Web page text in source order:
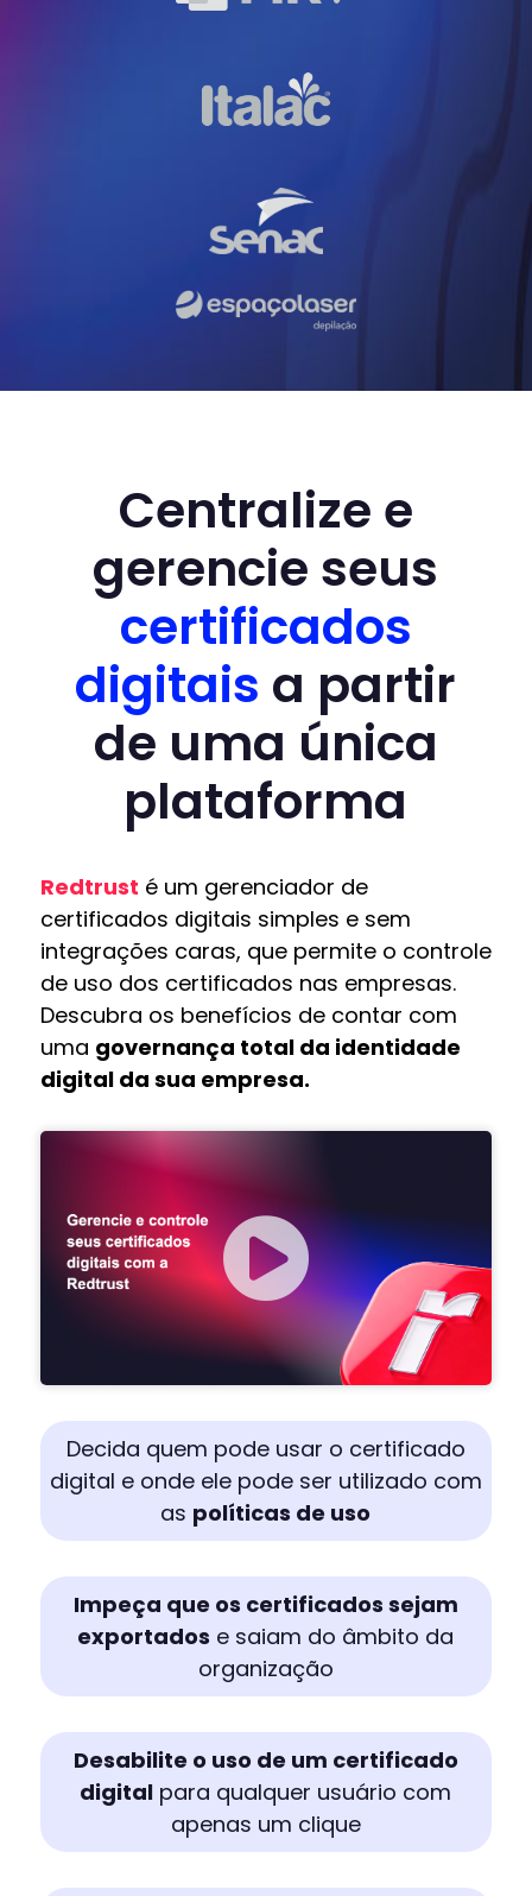
Centralize e
gerencie seus
certificados
digitais a partir
de uma única
plataforma
Redtrust é um gerenciador de
certificados digitais simples e sem
integrações caras, que permite o controle
de uso dos certificados nas empresas.
Descubra os benefícios de contar com
uma governança total da identidade
digital da sua empresa.
Decida quem pode usar o certificado
digital e onde ele pode ser utilizado com
as políticas de uso
Impeça que os certificados sejam
exportados e saiam do âmbito da
organização
Desabilite o uso de um certificado
digital para qualquer usuário com
apenas um clique